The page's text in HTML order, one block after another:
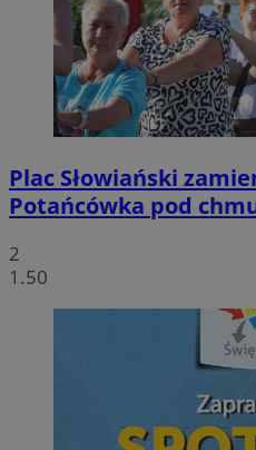
Plac Słowiański
Potańcówka pod
2
1.50